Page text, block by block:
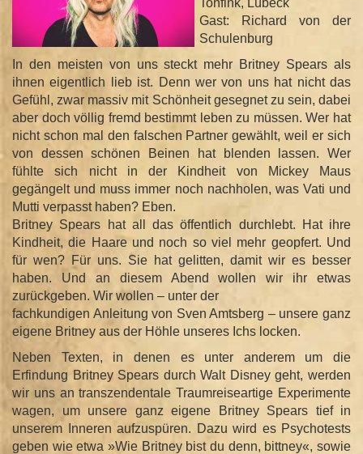
Tonfink, Lübeck
Gast: Richard von der
Schulenburg
In den meisten von uns steckt mehr Britney Spears als
ihnen eigentlich lieb ist. Denn wer von uns hat nicht das
Gefühl, zwar massiv mit Schönheit gesegnet zu sein, dabei
aber doch völlig fremd bestimmt leben zu müssen. Wer hat
nicht schon mal den falschen Partner gewählt, weil er sich
von dessen schönen Beinen hat blenden lassen. Wer
fühlte sich nicht in der Kindheit von Mickey Maus
gegängelt und muss immer noch nachholen, was Vati und
Mutti verpasst haben? Eben.
Britney Spears hat all das öffentlich durchlebt. Hat ihre
Kindheit, die Haare und noch so viel mehr geopfert. Und
für wen? Für uns. Sie hat gelitten, damit wir es besser
haben. Und an diesem Abend wollen wir ihr etwas
zurückgeben. Wir wollen – unter der
fachkundigen Anleitung von Sven Amtsberg – unsere ganz
eigene Britney aus der Höhle unseres Ichs locken.
Neben Texten, in denen es unter anderem um die
Erfindung Britney Spears durch Walt Disney geht, werden
wir uns an transzendentale Traumreiseartige Experimente
wagen, um unsere ganz eigene Britney Spears tief in
unserem Inneren aufzuspüren. Dazu wird es Psychotests
geben wie etwa »Wie Britney bist du denn, bittney«, sowie